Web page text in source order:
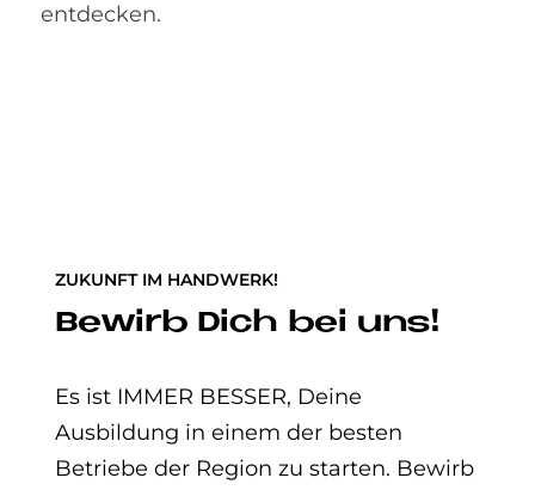
entdecken.
ZUKUNFT IM HANDWERK!
Be­wirb Dich bei uns!
Es ist IMMER BESSER, Deine
Ausbildung in einem der besten
Betriebe der Region zu starten. Bewirb